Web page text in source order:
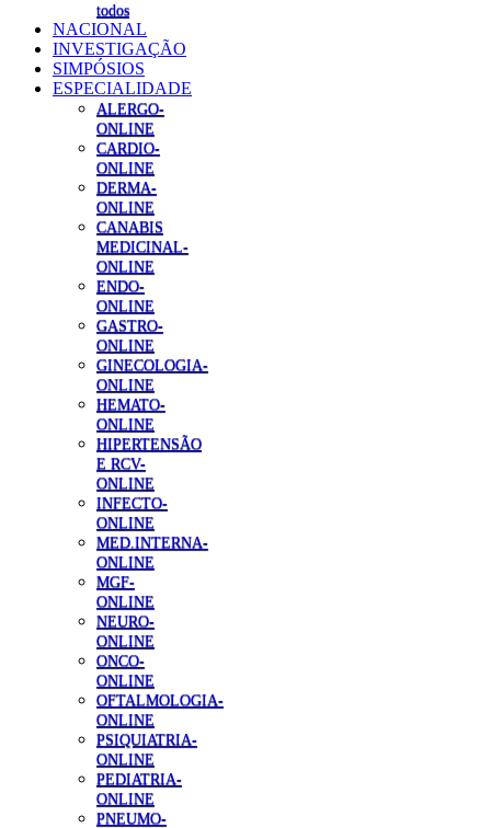
todos
NACIONAL
INVESTIGAÇÃO
SIMPÓSIOS
ESPECIALIDADE
ALERGO-
ONLINE
CARDIO-
ONLINE
DERMA-
ONLINE
CANABIS
MEDICINAL-
ONLINE
ENDO-
ONLINE
GASTRO-
ONLINE
GINECOLOGIA-
ONLINE
HEMATO-
ONLINE
HIPERTENSÃO
E RCV-
ONLINE
INFECTO-
ONLINE
MED.INTERNA-
ONLINE
MGF-
ONLINE
NEURO-
ONLINE
ONCO-
ONLINE
OFTALMOLOGIA-
ONLINE
PSIQUIATRIA-
ONLINE
PEDIATRIA-
ONLINE
PNEUMO-